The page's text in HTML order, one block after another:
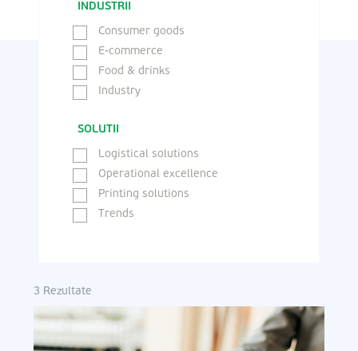
INDUSTRII
Consumer goods
E-commerce
Food & drinks
Industry
SOLUTII
Logistical solutions
Operational excellence
Printing solutions
Trends
3 Rezultate